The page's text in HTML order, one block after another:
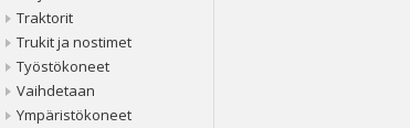
Traktorit
Trukit ja nostimet
Työstökoneet
Vaihdetaan
Ympäristökoneet